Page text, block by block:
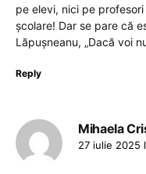
pe elevi, nici pe
școlare! Dar se pare că
Lăpușneanu, „Dacă voi
Reply
Mihaela
27 iulie 2025